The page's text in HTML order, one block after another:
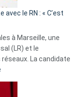
Algérie
le RN : « C’est
à Marseille, une
(LR) et le
La candidate